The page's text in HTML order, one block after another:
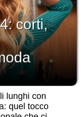
corti,
lunghi con
quel tocco